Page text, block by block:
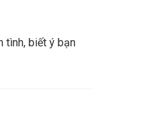
tình, biết ý bạn